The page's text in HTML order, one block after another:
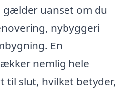
uanset om du
nybyggeri
En
nemlig hele
til slut, hvilket betyder,